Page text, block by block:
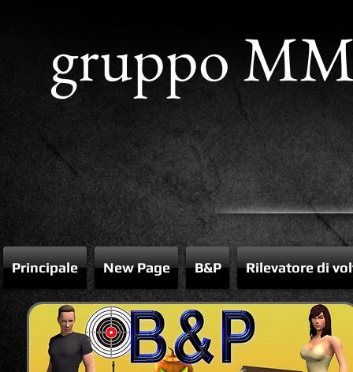
gruppo
Principale New Page B&P Rilevatore di